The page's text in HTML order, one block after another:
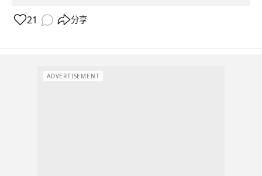
21 分享
ADVERTISEMENT